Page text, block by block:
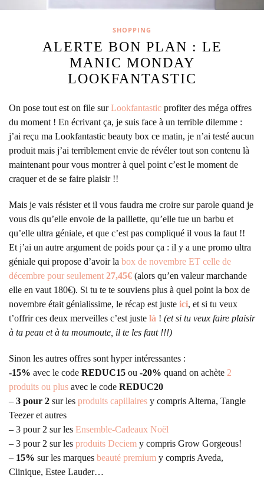
SHOPPING
ALERTE BON PLAN : LE
MANIC MONDAY
LOOKFANTASTIC
On pose tout est on file surLookfantastic profiter des méga offres
du moment ! En écrivant ça, je suis face à un terrible dilemme :
j’ai reçu ma Lookfantastic beauty box ce matin, je n’ai testé aucun
produit mais j’ai terriblement envie de révéler tout son contenu là
maintenant pour vous montrer à quel point c’est le moment de
craquer et de se faire plaisir !!
Mais je vais résister et il vous faudra me croire sur parole quand je
vous dis qu’elle envoie de la paillette, qu’elle tue un barbu et
qu’elle ultra géniale, et que c’est pas compliqué il vous la faut !!
Et j’ai un autre argument de poids pour ça : il y a une promo ultra
géniale qui propose d’avoir la box de novembre ET celle de
décembre pour seulement 27,45€ (alors qu’en valeur marchande
elle en vaut 180€). Si tu te te souviens plus à quel point la box de
novembre était génialissime, le récap est juste ici, et si tu veux
t’offrir ces deux merveilles c’est juste là ! (et si tu veux faire plaisir
à ta peau et à ta moumoute, il te les faut !!!)
Sinon les autres offres sont hyper intéressantes :
-15% avec le code REDUC15 ou -20% quand on achète 2
produits ou plus avec le code REDUC20
– 3 pour 2 sur les produits capillaires y compris Alterna, Tangle
Teezer et autres
– 3 pour 2 sur les Ensemble-Cadeaux Noël
– 3 pour 2 sur les produits Deciem y compris Grow Gorgeous!
– 15% sur les marques beauté premium y compris Aveda,
Clinique, Estee Lauder…